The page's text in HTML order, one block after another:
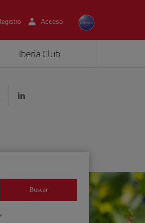
Acceso
Iberia Club
Buscar